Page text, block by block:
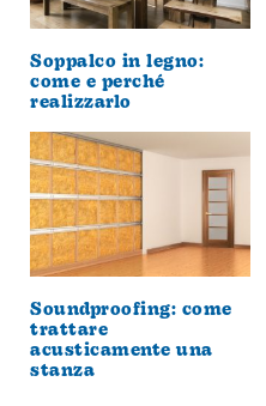
Soppalco in legno:
come e perché
realizzarlo
Soundproofing: come
trattare
acusticamente una
stanza